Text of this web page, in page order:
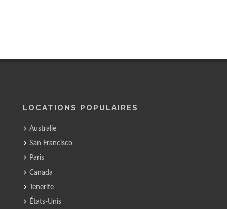
LOCATIONS POPULAIRES
Australie
San Francisco
Paris
Canada
Tenerife
États-Unis